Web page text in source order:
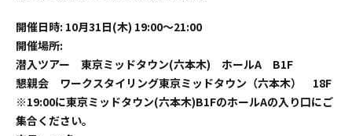
開催日時: 10月31日(木) 19:00〜21:00
開催場所:
潜入ツアー 東京ミッドタウン(六本木) ホールA B1F
懇親会 ワークスタイリング東京ミッドタウン（六本木） 18F
※19:00に東京ミッドタウン(六本木)B1FのホールAの入り口にご
集合ください。